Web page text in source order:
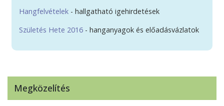
Hangfelvételek - hallgatható igehirdetések
Születés Hete 2016 - hanganyagok és előadásvázlatok
Megközelítés